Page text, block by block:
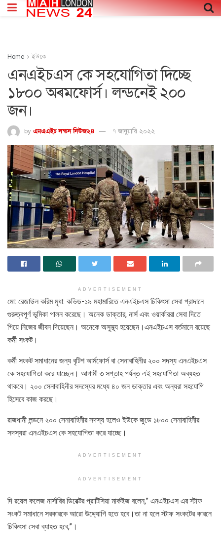
Home ইউকে
এনএইচএস কে সহযোগিতা দিচ্ছে
১৮০০ অৰ্মফোর্স। লন্ডনেই ২০০
জন।
by এমএএইচ লন্ডন নিউজ২৪ ৭ জানুয়ারি ২০২২
ADVERTISEMENT
মো: রেজাউল করিম মৃধা: কভিড-১৯ মহামারিতে এনএইচএস চিকিৎসা সেবা প্রাদানে
গুরুত্বপূর্ণ ভূমিকা পালন করেছে। অনেক ডাক্তার, নার্স এবং ওয়ার্কাররা সেবা দিতে
গিয়ে নিজের জীবন দিয়েছেন। অনেকে অসুস্থ্য হয়েছেন।এনএইচএস বর্তমানে রয়েছে
কর্মী সংকট।
কর্মী সংকট সমাধানের জন্য বৃটিশ আর্মফোর্স বা সেনাবাহিনীর ২০০ সদস্য এনএইচএস
কে সহযোগিতা করে যাচ্ছেন। আগামী ৩ সপ্তাহ পর্যন্ত এই সহযোগিতা অব্যহত
থাকবে। ২০০ সেনাবাহিনীর সদস্যের মধ্যে ৪০ জন ডাক্তার এবং অন্যরা সহযোগি
হিসেবে কাজ করছে।
রাজধানী লন্ডনে ২০০ সেনাবাহিনীর সদস্য হলেও ইউকে জুডে ১৮০০ সেনাবাহিনীর
সদস্যরা এনএইচএস কে সহযোগিতা করে যাচ্ছে।
ADVERTISEMENT
ADVERTISEMENT
দি রয়েল কলেজ নার্সারির ডিরেক্টর প্রাটিসিয়া মার্কইজ বলেন,” এনএইচএস এর স্টাফ
সংকট সমাধানে সরকারকে আরো উদ্দ্যোগি হতে হবে।তা না হলে স্টাফ সংকটের কারনে
চিকিৎসা সেবা ব্যাহত হবে,”।